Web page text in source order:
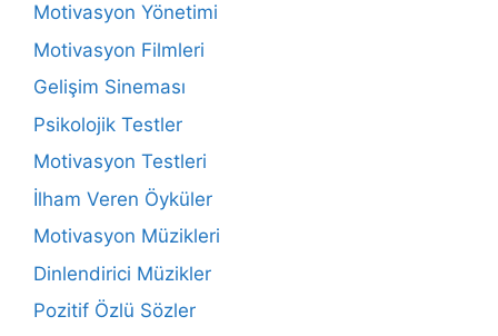
Motivasyon Yönetimi
Motivasyon Filmleri
Gelişim Sineması
Psikolojik Testler
Motivasyon Testleri
İlham Veren Öyküler
Motivasyon Müzikleri
Dinlendirici Müzikler
Pozitif Özlü Sözler